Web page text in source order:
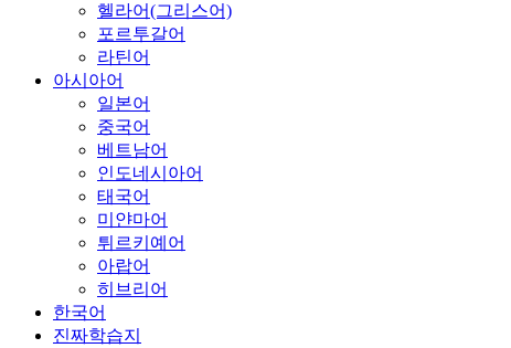
헬라어(그리스어)
포르투갈어
라틴어
아시아어
일본어
중국어
베트남어
인도네시아어
태국어
미얀마어
튀르키예어
아랍어
히브리어
한국어
진짜학습지